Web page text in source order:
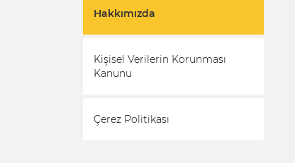
Hakkımızda
Kişisel Verilerin Korunması
Kanunu
Çerez Politikası